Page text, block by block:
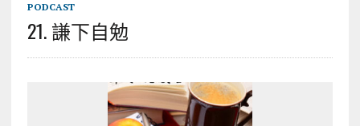
PODCAST
21. 謙下自勉